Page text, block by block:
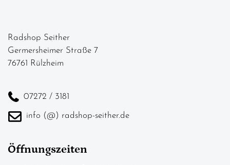
Radshop Seither
Germersheimer Straße 7
76761 Rülzheim
07272 / 3181
info (@) radshop-seither.de
Öffnungszeiten